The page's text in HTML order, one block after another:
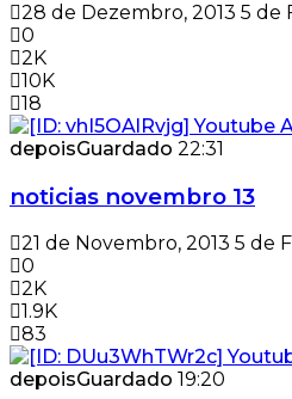
28 de Dezembro, 2013 5 de
0
2K
10K
18
depoisGuardado 22:31
noticias novembro 13
21 de Novembro, 2013 5 de
0
2K
1.9K
83
depoisGuardado 19:20